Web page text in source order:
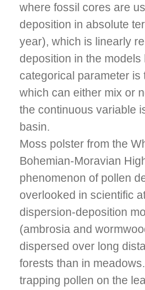
where fossil cores are
deposition in absolute
year), which is linearly
deposition in the
categorical parameter
which can either mix or
the continuous variable
basin.
Moss polster from the
Bohemian-Moravian
phenomenon of pollen
overlooked in scientific
dispersion-deposition
(ambrosia and
dispersed over long
forests than in
trapping pollen on the